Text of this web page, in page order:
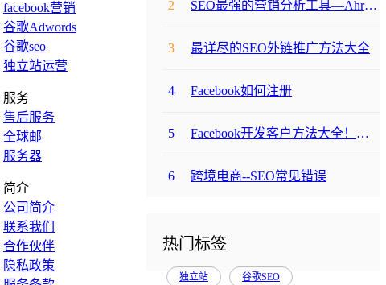
2 SEO最强的营销分析工具—Ahrefs 详解
3 最详尽的SEO外链推广方法大全
4 Facebook如何注册
5 Facebook开发客户方法大全！（超实用）
6 跨境电商--SEO常见错误
热门标签
独立站 谷歌SEO
facebook营销
谷歌Adwords
谷歌seo
独立站运营
服务
售后服务
全球邮
服务器
简介
公司简介
联系我们
合作伙伴
隐私政策